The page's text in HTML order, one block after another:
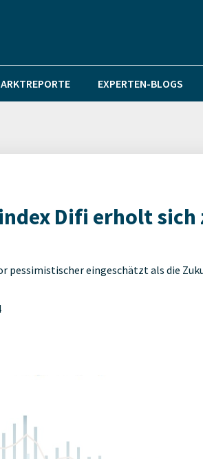
EXPERTEN-BLOGS
Difi erholt
pessimistischer eingeschätzt als die